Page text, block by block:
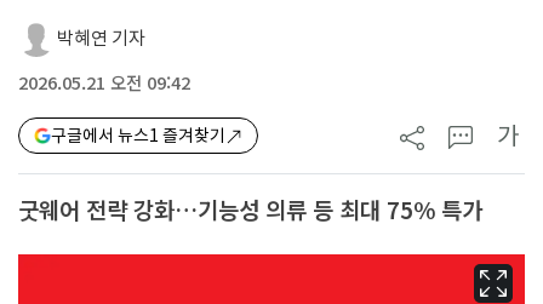
박혜연 기자
2026.05.21 오전 09:42
구글에서 뉴스1 즐겨찾기 가
굿웨어 전략 강화…기능성 의류 등 최대 75% 특가